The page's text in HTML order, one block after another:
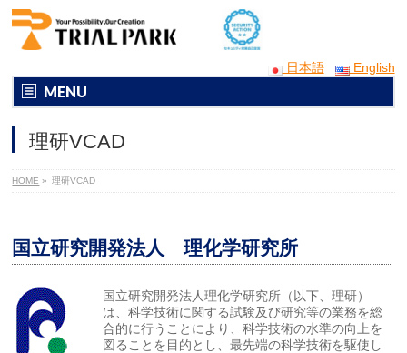
日本語 English
MENU
理研VCAD
HOME » 理研VCAD
国立研究開発法人 理化学研究所
国立研究開発法人理化学研究所（以下、理研）
は、科学技術に関する試験及び研究等の業務を総
合的に行うことにより、科学技術の水準の向上を
図ることを目的とし、最先端の科学技術を駆使し